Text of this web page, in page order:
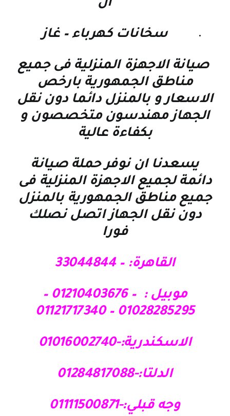
ان
سخانات كهرباء – غاز
صيانة الاجهزة المنزلية فى جميع
مناطق الجمهورية بارخص
الاسعار و بالمنزل دائما دون نقل
الجهاز مهندسون متخصصون و
بكفاءة عالية
يسعدنا ان نوفر حملة صيانة
دائمة لجميع الاجهزة المنزلية فى
جميع مناطق الجمهورية بالمنزل
دون نقل الجهاز اتصل نصلك
فورا
القاهرة: – 33044844
موبيل : – 01210403676 –
01028285295 – 01121717340
الاسكندرية:-01016002740
الدلتا:-01284817088
وجه قبلي:-01111500871